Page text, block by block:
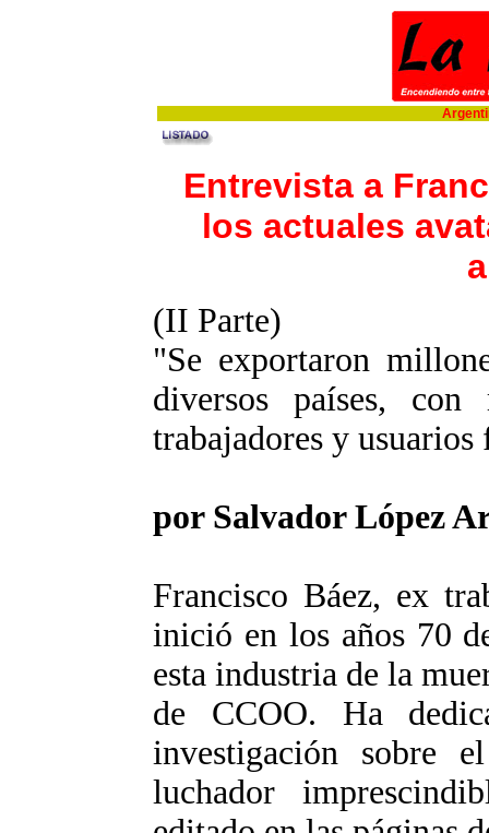
Entrevista a
los actuales
(II Parte)
"Se exportaron
diversos países, con
trabajadores y
por Salvador López
Francisco Báez, ex
inició en los años 70
esta industria de la
de CCOO. Ha
investigación sobre
luchador